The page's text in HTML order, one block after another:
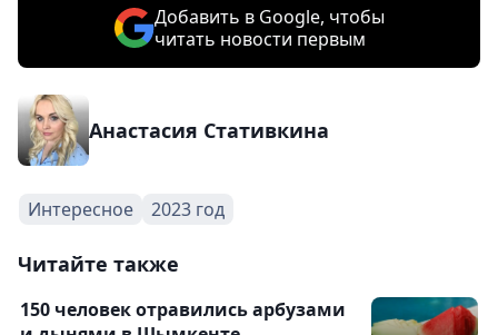
Добавить в Google, чтобы
читать новости первым
Анастасия Стативкина
Интересное 2023 год
Читайте также
150 человек отравились арбузами